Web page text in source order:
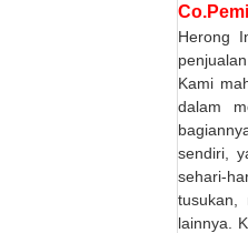
Co.
Herong
Kami
dalam
sendiri,
sehari-
tusukan,
lainnya.